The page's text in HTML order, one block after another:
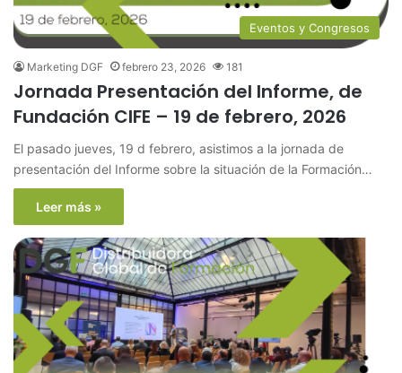
Eventos y Congresos
Marketing DGF febrero 23, 2026 181
Jornada Presentación del Informe, de
Fundación CIFE – 19 de febrero, 2026
El pasado jueves, 19 d febrero, asistimos a la jornada de
presentación del Informe sobre la situación de la Formación…
Leer más »